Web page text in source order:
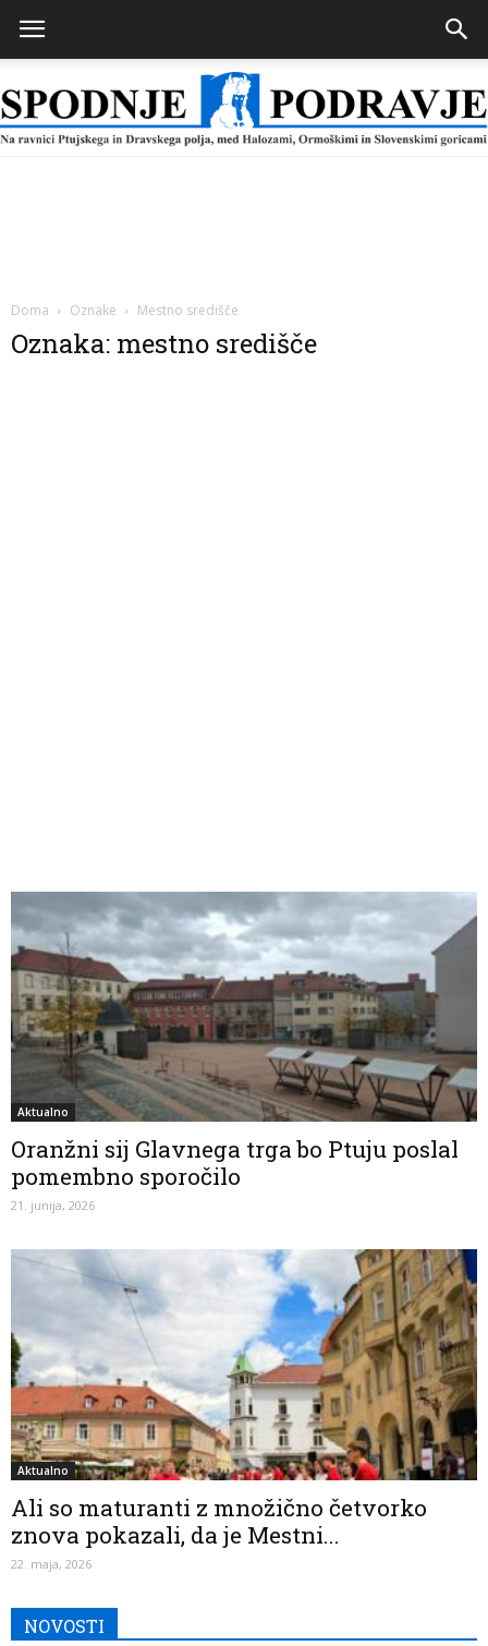
Doma Oznake Mestno središče
Oznaka: mestno središče
Aktualno
Oranžni sij Glavnega trga bo Ptuju poslal
pomembno sporočilo
21. junija, 2026
Aktualno
Ali so maturanti z množično četvorko
znova pokazali, da je Mestni...
22. maja, 2026
NOVOSTI